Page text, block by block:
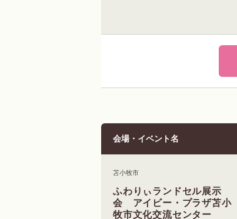
会場・イベント名
苫小牧市
ふわりぃランドセル展示
会 アイビー・プラザ苫小
牧市文化交流センター